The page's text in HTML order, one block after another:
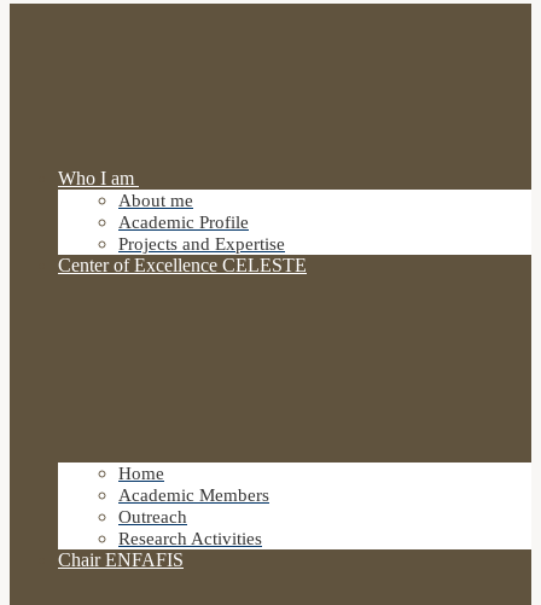
Who I am
About me
Academic Profile
Projects and Expertise
Center of Excellence CELESTE
Home
Academic Members
Outreach
Research Activities
Chair ENFAFIS